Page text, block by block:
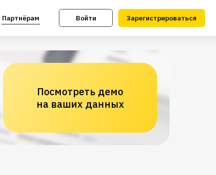
Войти Зарегистрироваться
Посмотреть демо
на ваших данных